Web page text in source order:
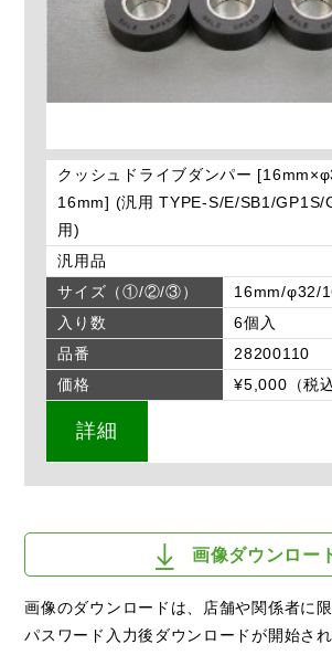
クッシュドライブダンパー
16mm] (汎用 TYPE-S/E/SB1/GP1S/
用)
汎用品
サイズ（①/②/③）
16mm/φ32/
入り数
6個入
品番
28200110
価格
¥5,000（税
詳細
画像ダウンロー
画像のダウンロードは、店舗や関係者に限
パスワード入力後ダウンロードが開始され